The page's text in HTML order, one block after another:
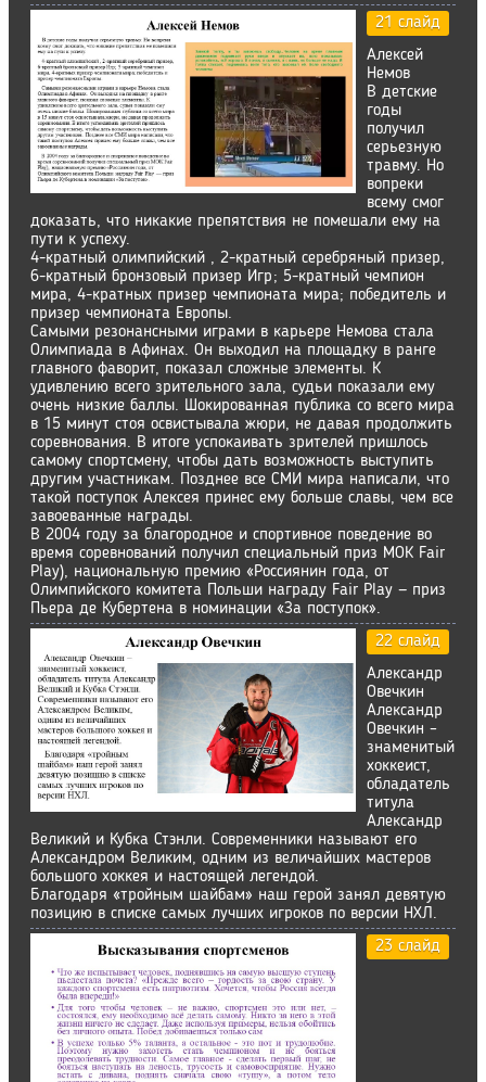
21 слайд
Алексей
Немов
В детские
годы
получил
серьезную
травму. Но
вопреки
всему смог
доказать, что никакие препятствия не помешали ему на
пути к успеху.
4-кратный олимпийский , 2-кратный серебряный призер,
6-кратный бронзовый призер Игр; 5-кратный чемпион
мира, 4-кратных призер чемпионата мира; победитель и
призер чемпионата Европы.
Самыми резонансными играми в карьере Немова стала
Олимпиада в Афинах. Он выходил на площадку в ранге
главного фаворит, показал сложные элементы. К
удивлению всего зрительного зала, судьи показали ему
очень низкие баллы. Шокированная публика со всего мира
в 15 минут стоя освистывала жюри, не давая продолжить
соревнования. В итоге успокаивать зрителей пришлось
самому спортсмену, чтобы дать возможность выступить
другим участникам. Позднее все СМИ мира написали, что
такой поступок Алексея принес ему больше славы, чем все
завоеванные награды.
В 2004 году за благородное и спортивное поведение во
время соревнований получил специальный приз МОК Fair
Play), национальную премию «Россиянин года, от
Олимпийского комитета Польши награду Fair Play — приз
Пьера де Кубертена в номинации «За поступок».
22 слайд
Александр
Овечкин
Александр
Овечкин –
знаменитый
хоккеист,
обладатель
титула
Александр
Великий и Кубка Стэнли. Современники называют его
Александром Великим, одним из величайших мастеров
большого хоккея и настоящей легендой.
Благодаря «тройным шайбам» наш герой занял девятую
позицию в списке самых лучших игроков по версии НХЛ.
23 слайд